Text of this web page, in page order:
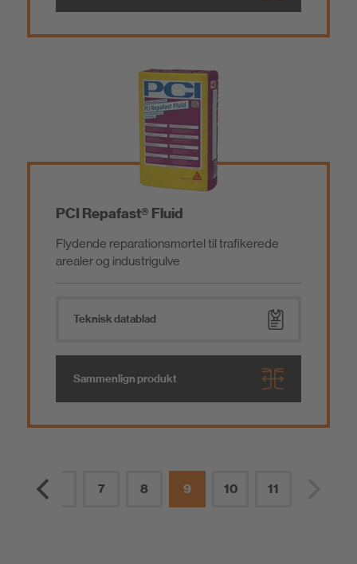
PCI Repafast® Fluid
Flydende reparationsmørtel til trafikerede
arealer og industrigulve
Teknisk datablad
Sammenlign produkt
7 8 9 10 11